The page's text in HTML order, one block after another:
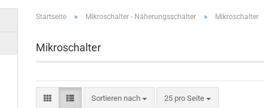
Startseite » Mikroschalter - Näherungsschalter » Mikroschalter
Mikroschalter
Sortieren nach
Sortieren nach 25 pro Seite
pro Seite